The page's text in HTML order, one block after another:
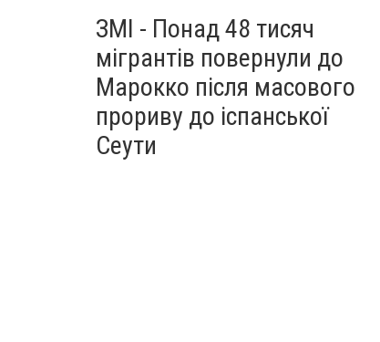
ЗМІ - Понад 48 тисяч
мігрантів повернули до
Марокко після масового
прориву до іспанської
Сеути